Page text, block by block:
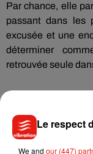
Par chance, elle
passant dans les
excusée et une
déterminer
retrouvée seule
Le respect
We and our (447)